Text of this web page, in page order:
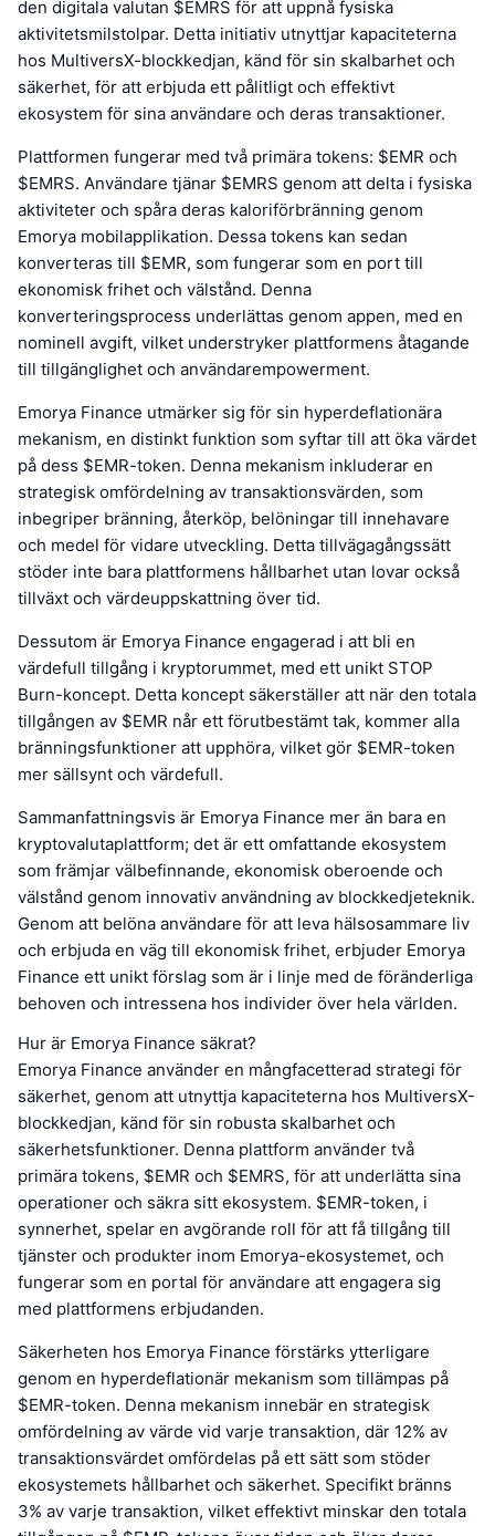
den digitala valutan $EMRS för att uppnå fysiska
aktivitetsmilstolpar. Detta initiativ utnyttjar kapaciteterna
hos MultiversX-blockkedjan, känd för sin skalbarhet och
säkerhet, för att erbjuda ett pålitligt och effektivt
ekosystem för sina användare och deras transaktioner.
Plattformen fungerar med två primära tokens: $EMR och
$EMRS. Användare tjänar $EMRS genom att delta i fysiska
aktiviteter och spåra deras kaloriförbränning genom
Emorya mobilapplikation. Dessa tokens kan sedan
konverteras till $EMR, som fungerar som en port till
ekonomisk frihet och välstånd. Denna
konverteringsprocess underlättas genom appen, med en
nominell avgift, vilket understryker plattformens åtagande
till tillgänglighet och användarempowerment.
Emorya Finance utmärker sig för sin hyperdeflationära
mekanism, en distinkt funktion som syftar till att öka värdet
på dess $EMR-token. Denna mekanism inkluderar en
strategisk omfördelning av transaktionsvärden, som
inbegriper bränning, återköp, belöningar till innehavare
och medel för vidare utveckling. Detta tillvägagångssätt
stöder inte bara plattformens hållbarhet utan lovar också
tillväxt och värdeuppskattning över tid.
Dessutom är Emorya Finance engagerad i att bli en
värdefull tillgång i kryptorummet, med ett unikt STOP
Burn-koncept. Detta koncept säkerställer att när den totala
tillgången av $EMR når ett förutbestämt tak, kommer alla
bränningsfunktioner att upphöra, vilket gör $EMR-token
mer sällsynt och värdefull.
Sammanfattningsvis är Emorya Finance mer än bara en
kryptovalutaplattform; det är ett omfattande ekosystem
som främjar välbefinnande, ekonomisk oberoende och
välstånd genom innovativ användning av blockkedjeteknik.
Genom att belöna användare för att leva hälsosammare liv
och erbjuda en väg till ekonomisk frihet, erbjuder Emorya
Finance ett unikt förslag som är i linje med de föränderliga
behoven och intressena hos individer över hela världen.
Hur är Emorya Finance säkrat?
Emorya Finance använder en mångfacetterad strategi för
säkerhet, genom att utnyttja kapaciteterna hos MultiversX-
blockkedjan, känd för sin robusta skalbarhet och
säkerhetsfunktioner. Denna plattform använder två
primära tokens, $EMR och $EMRS, för att underlätta sina
operationer och säkra sitt ekosystem. $EMR-token, i
synnerhet, spelar en avgörande roll för att få tillgång till
tjänster och produkter inom Emorya-ekosystemet, och
fungerar som en portal för användare att engagera sig
med plattformens erbjudanden.
Säkerheten hos Emorya Finance förstärks ytterligare
genom en hyperdeflationär mekanism som tillämpas på
$EMR-token. Denna mekanism innebär en strategisk
omfördelning av värde vid varje transaktion, där 12% av
transaktionsvärdet omfördelas på ett sätt som stöder
ekosystemets hållbarhet och säkerhet. Specifikt bränns
3% av varje transaktion, vilket effektivt minskar den totala